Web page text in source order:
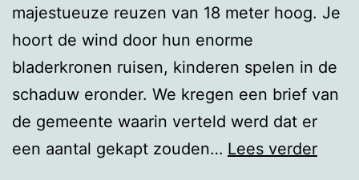
majestueuze reuzen van 18 meter hoog. Je
hoort de wind door hun enorme
bladerkronen ruisen, kinderen spelen in de
schaduw eronder. We kregen een brief van
de gemeente waarin verteld werd dat er
een aantal gekapt zouden… Lees verder